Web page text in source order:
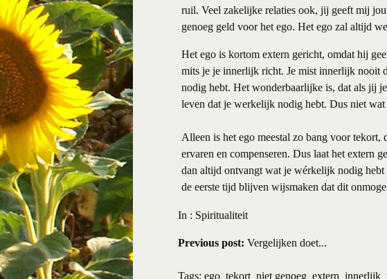
ruil. Veel zakelijke relaties ook, jij geeft mij
genoeg geld voor het ego. Het ego zal altijd
Het ego is kortom extern gericht, omdat hij
mits je je innerlijk richt. Je mist innerlijk nooit
nodig hebt. Het wonderbaarlijke is, dat als jij
leven dat je werkelijk nodig hebt. Dus niet
Alleen is het ego meestal zo bang voor
ervaren en compenseren. Dus laat het extern
dan altijd ontvangt wat je wérkelijk nodig
de eerste tijd blijven wijsmaken dat dit
In : Spiritualiteit
Previous post: Vergelijken doet...
Tags: ego tekort niet genoeg extern innerlijk